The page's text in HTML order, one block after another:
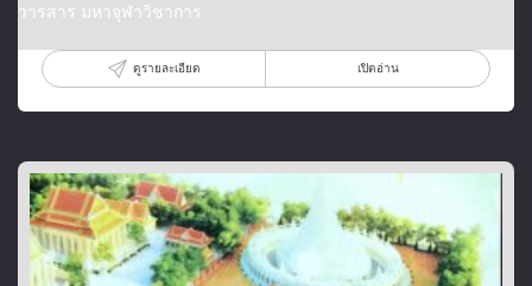
วารสาร มหาจุฬาวิชาการ
ดูรายละเอียด เปิดอ่าน